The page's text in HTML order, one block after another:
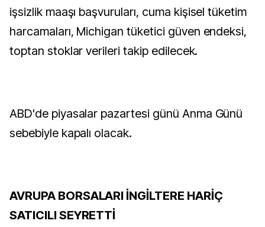
işsizlik maaşı başvuruları, cuma kişisel tüketim
harcamaları, Michigan tüketici güven endeksi,
toptan stoklar verileri takip edilecek.
ABD'de piyasalar pazartesi günü Anma Günü
sebebiyle kapalı olacak.
AVRUPA BORSALARI İNGİLTERE HARİÇ
SATICILI SEYRETTİ